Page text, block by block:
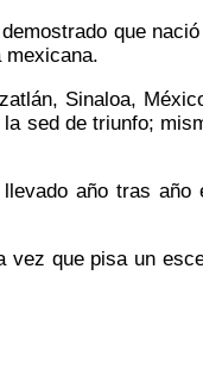
que
mexicana.
Sinaloa,
sed de triunfo;
año tras año
que pisa un